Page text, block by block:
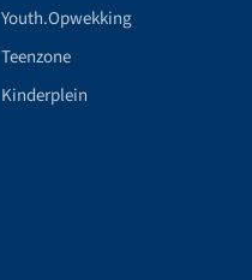
Youth.Opwekking
Teenzone
Kinderplein